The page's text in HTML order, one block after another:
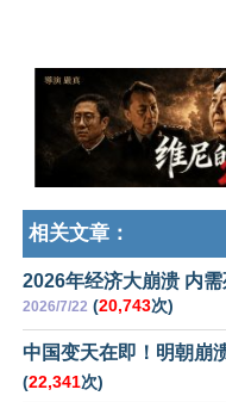
相关文章：
2026年经济大崩溃 内
2026/7/22 (20,743次)
中国变天在即！明朝崩
(22,341次)